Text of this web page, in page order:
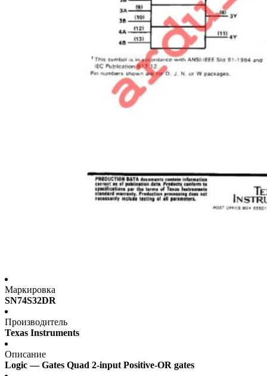
Маркировка
SN74S32DR
Производитель
Texas Instruments
Описание
Logic — Gates Quad 2-input Positive-OR gates